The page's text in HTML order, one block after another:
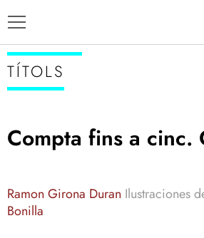
ENSENYAMENT CATALÀ
TÍTOLS
Compta fins a cinc.
Ramon Girona Duran Ilustraciones
Bonilla